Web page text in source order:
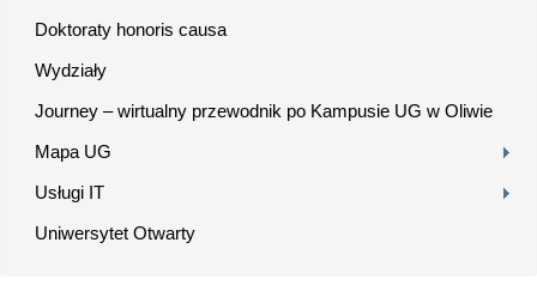
Doktoraty honoris causa
Wydziały
Journey – wirtualny przewodnik po Kampusie UG w Oliwie
Mapa UG
Usługi IT
Uniwersytet Otwarty